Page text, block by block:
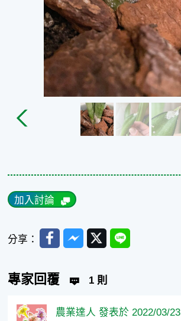
加入討論
分享： FacebookMessenger
TwitterLine
專家回覆 1 則
農業達人 發表於 2022/03/23